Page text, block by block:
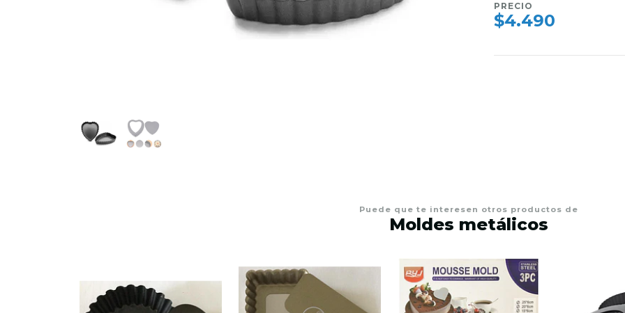
PRECIO
$4.490
Puede que te interesen otros productos de
Moldes metálicos